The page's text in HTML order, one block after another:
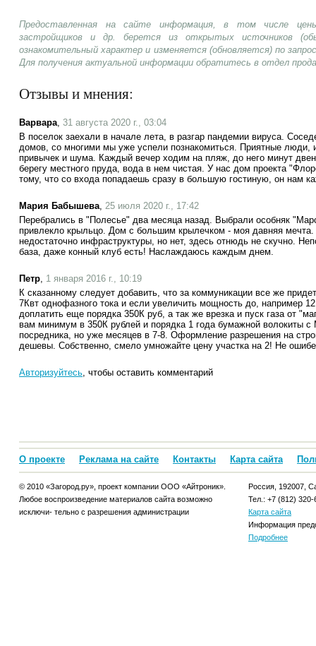
Предоставленная на сайте информация, в том числе
застройщиков и др. берется из открытых источников
ознакомительный характер и изменяется (обновляется) по
Для получения актуальной информации обратитесь в отдел
Отзывы и мнения:
Варвара, 31 августа 2020 г., 03:04
В поселок заехали в начале лета, в разгар пандемии вируса.
домов, со многими мы уже успели познакомиться. Приятные люди,
привычек и шума. Каждый вечер ходим на пляж, до него минут
берегу местного пруда, вода в нем чистая. У нас дом проекта
тому, что со входа попадаешь сразу в большую гостиную, он нам
Мария Бабышева, 25 июля 2020 г., 17:42
Перебрались в "Полесье" два месяца назад. Выбрали особняк
привлекло крыльцо. Дом с большим крылечком - моя давняя
недостаточно инфраструктуры, но нет, здесь отнюдь не скучно.
база, даже конный клуб есть! Наслаждаюсь каждым днем.
Петр, 1 января 2016 г., 10:19
К сказанному следует добавить, что за коммуникации все же
7Квт однофазного тока и если увеличить мощность до, например
доплатить еще порядка 350К руб, а так же врезка и пуск газа от
вам минимум в 350К рублей и порядка 1 года бумажной волокиты с
посредника, но уже месяцев в 7-8. Оформление разрешения на
дешевы. Собственно, смело умножайте цену участка на 2! Не
Авторизуйтесь, чтобы оставить комментарий
О проекте Реклама на сайте Контакты Карта сайта
© 2010 «Загород.ру», проект компании ООО «Айтроник».
Любое воспроизведение материалов сайта возможно
исключи- тельно с разрешения администрации
Россия, 192007,
Тел.: +7 (812) 320-
Карта сайта
Информация
Подробнее